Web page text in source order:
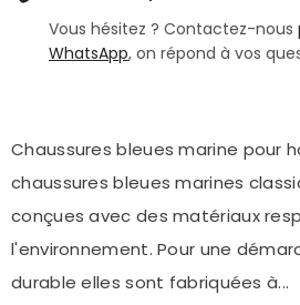
Vous hésitez ? Contactez-nous
WhatsApp, on répond à vos
Chaussures bleues marine pour
chaussures bleues marines
conçues avec des matériaux
l'environnement. Pour une
durable elles sont fabriquées à...